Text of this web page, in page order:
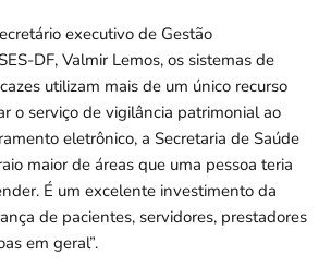
executivo de Gestão
DF, Valmir Lemos, os sistemas de
utilizam mais de um único recurso
o serviço de vigilância patrimonial ao
eletrônico, a Secretaria de Saúde
maior de áreas que uma pessoa teria
É um excelente investimento da
de pacientes, servidores, prestadores
em geral”.